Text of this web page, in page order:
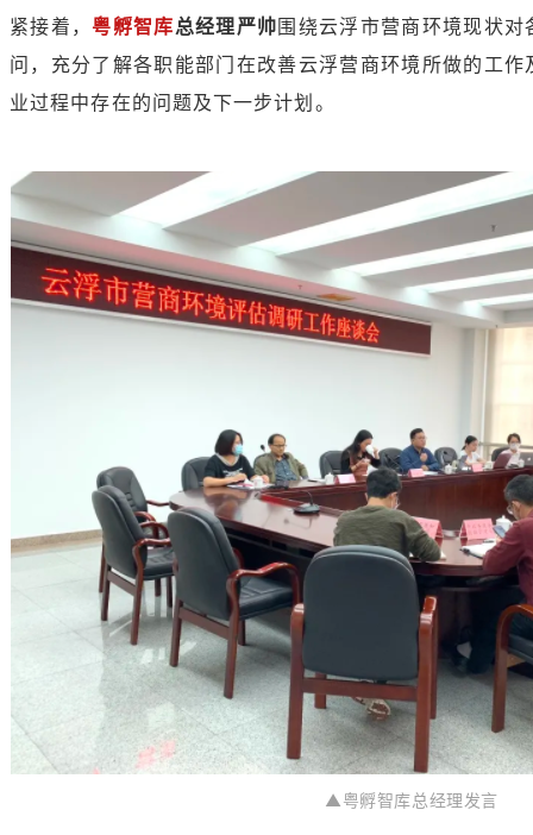
紧接着， 粤孵智库总经理严帅围绕云浮市营商环境现状
问，充分了解各职能部门在改善云浮营商环境所做的工
业过程中存在的问题及下一步计划。
▲粤孵智库总经理发言